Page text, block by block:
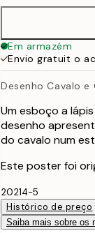
100x150
Em armazém
Envio gratuit o
Desenho Cavalo e
Um esboço a
desenho
do cavalo num
Este poster foi
20214-5
Histórico de preço
Saiba mais sobre os